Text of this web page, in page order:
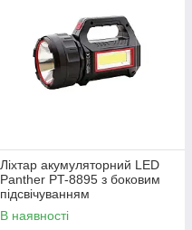
Ліхтар акумуляторний LED
Panther PT-8895 з боковим
підсвічуванням
В наявності